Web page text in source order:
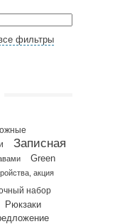
ежедневники
книжки
датированные
недатированные
на ежедневник
фильтры
Записная
Green
акция
набор
Рюкзаки